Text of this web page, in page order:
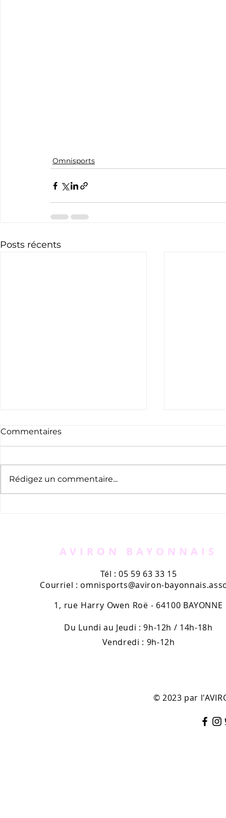
Omnisports
Posts récents
Commentaires
Rédigez un commentaire...
AVIRON BAYONNAIS
Tél : 05 59 63 33 15
Courriel : omnisports@aviron-
1, rue Harry Owen Roë - 64100 BAYONNE
Du Lundi au Jeudi : 9h-12h / 14h-18h
Vendredi : 9h-12h
© 2023 par